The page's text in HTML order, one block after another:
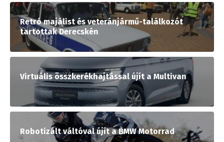
Retró majálist és veteránjármű-találkozót
tartottak Derecskén
Virtuális összkerékhajtással újít a Multivan
Robotizált váltóval újít a BMW Motorrad